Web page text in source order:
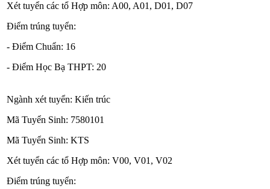
Xét tuyển các tổ Hợp môn: A00, A01, D01, D07
Điểm trúng tuyển:
- Điểm Chuẩn: 16
- Điểm Học Bạ THPT: 20
Ngành xét tuyển: Kiến trúc
Mã Tuyển Sinh: 7580101
Mã Tuyển Sinh: KTS
Xét tuyển các tổ Hợp môn: V00, V01, V02
Điểm trúng tuyển: